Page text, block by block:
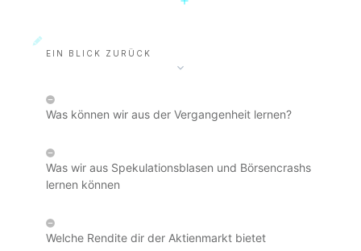
EIN BLICK ZURÜCK
Was können wir aus der Vergangenheit lernen?
Was wir aus Spekulationsblasen und Börsencrashs
lernen können
Welche Rendite dir der Aktienmarkt bietet